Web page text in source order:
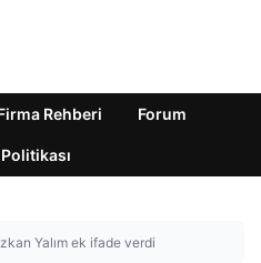
Rehberi Forum
Yalım ek ifade verdi